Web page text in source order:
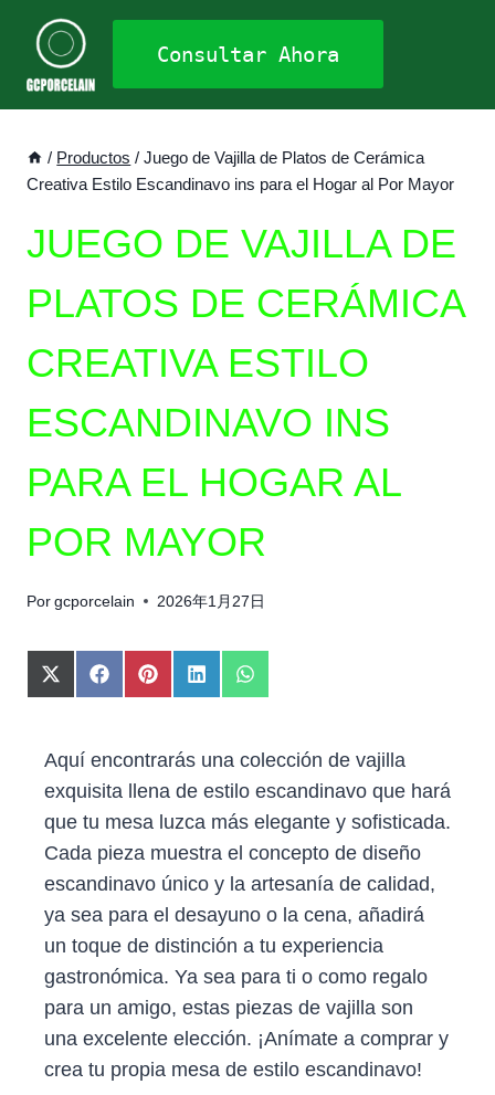
contenido
Consultar Ahora
/ Productos / Juego de Vajilla de Platos de Cerámica
Creativa Estilo Escandinavo ins para el Hogar al Por Mayor
JUEGO DE VAJILLA DE
PLATOS DE CERÁMICA
CREATIVA ESTILO
ESCANDINAVO INS
PARA EL HOGAR AL
POR MAYOR
Porgcporcelain 2026年1月27日
C
O
A
R
I
R
N
X
T
W
T
T
E
R
C
O
A
R
I
R
E
N
F
A
C
E
O
O
K
C
O
A
R
I
R
N
P
N
T
E
R
E
S
T
C
O
A
R
I
R
N
L
N
K
E
D
I
N
C
O
A
R
I
R
N
W
A
T
S
A
P
P
Aquí encontrarás una colección de vajilla
exquisita llena de estilo escandinavo que hará
que tu mesa luzca más elegante y sofisticada.
Cada pieza muestra el concepto de diseño
escandinavo único y la artesanía de calidad,
ya sea para el desayuno o la cena, añadirá
un toque de distinción a tu experiencia
gastronómica. Ya sea para ti o como regalo
para un amigo, estas piezas de vajilla son
una excelente elección. ¡Anímate a comprar y
crea tu propia mesa de estilo escandinavo!